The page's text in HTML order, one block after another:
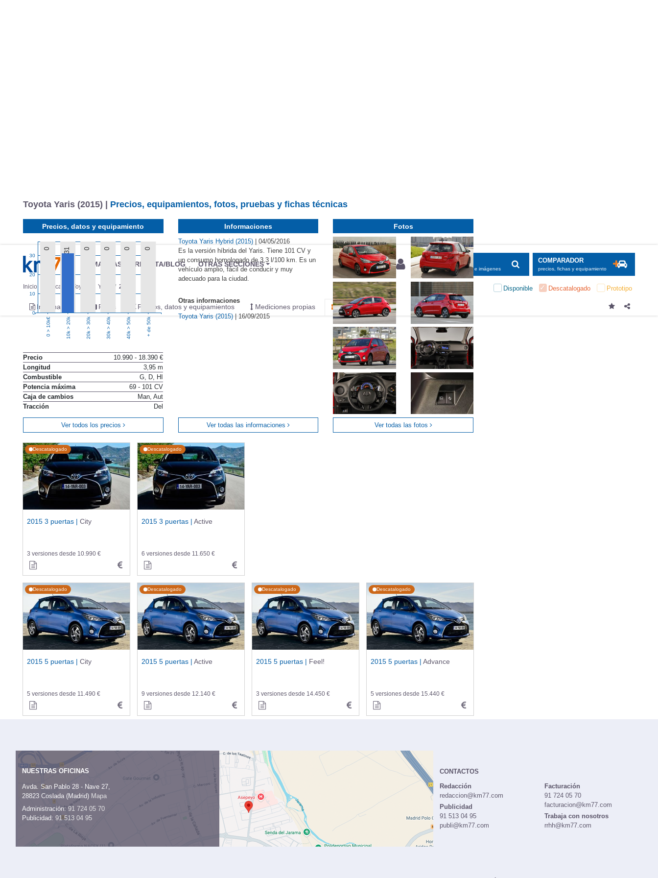
MARCAS REVISTA/BLOG OTRAS SECCIONES BUSCADOR
informaciones, fichas e imágenes
COMPARADOR
precios, fichas y equipamiento
Inicio Marcas Toyota Yaris 2015 Disponible Descatalogado Prototipo
Información Fotos Precios, datos y equipamientos Mediciones propias Todo
Toyota Yaris (2015) | Precios, equipamientos, fotos, pruebas y fichas técnicas
Precios, datos y equipamiento
0
10
20
30
0 31 0 0 0 0
0 > 10k€ 10k > 20k 20k > 30k 30k > 40k 40k > 50k + de 50k
Precio
10.990 - 18.390 €
Longitud
3,95 m
Combustible
G, D, HI
Potencia máxima
69 - 101 CV
Caja de cambios
Man, Aut
Tracción
Del
Ver todos los precios
Informaciones
Toyota Yaris Hybrid (2015) | 04/05/2016
Es la versión híbrida del Yaris. Tiene 101 CV y
un consumo homologado de 3,3 l/100 km. Es un
vehículo amplio, fácil de conducir y muy
adecuado para la ciudad.
Otras informaciones
Toyota Yaris (2015) | 16/09/2015
Ver todas las informaciones
Fotos
Ver todas las fotos
Descatalogado
2015 3 puertas | City
3 versiones desde 10.990 €
Descatalogado
2015 3 puertas | Active
6 versiones desde 11.650 €
Descatalogado
2015 5 puertas | City
5 versiones desde 11.490 €
Descatalogado
2015 5 puertas | Active
9 versiones desde 12.140 €
Descatalogado
2015 5 puertas | Feel!
3 versiones desde 14.450 €
Descatalogado
2015 5 puertas | Advance
5 versiones desde 15.440 €
NUESTRAS OFICINAS
Avda. San Pablo 28 - Nave 27,
28823 Coslada (Madrid) Mapa
Administración:91 724 05 70
Publicidad: 91 513 04 95
CONTACTOS
Redacción
redaccion@km77.com
Publicidad
91 513 04 95
publi@km77.com
Facturación
91 724 05 70
facturacion@km77.com
Trabaja con nosotros
rrhh@km77.com